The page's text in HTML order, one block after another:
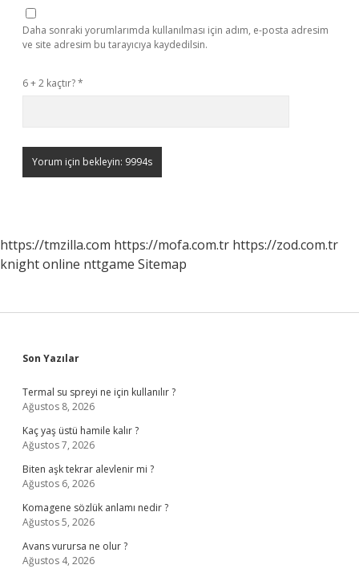
Daha sonraki yorumlarımda kullanılması için adım, e-posta adresim
ve site adresim bu tarayıcıya kaydedilsin.
6 + 2 kaçtır?*
https://tmzilla.com https://mofa.com.tr https://zod.com.tr
knight online nttgame Sitemap
Sidebar
Son Yazılar
Termal su spreyi ne için kullanılır ?
Ağustos 8, 2026
Kaç yaş üstü hamile kalır ?
Ağustos 7, 2026
Biten aşk tekrar alevlenir mi ?
Ağustos 6, 2026
Komagene sözlük anlamı nedir ?
Ağustos 5, 2026
Avans vurursa ne olur ?
Ağustos 4, 2026